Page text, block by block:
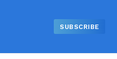
SUBSCRIBE